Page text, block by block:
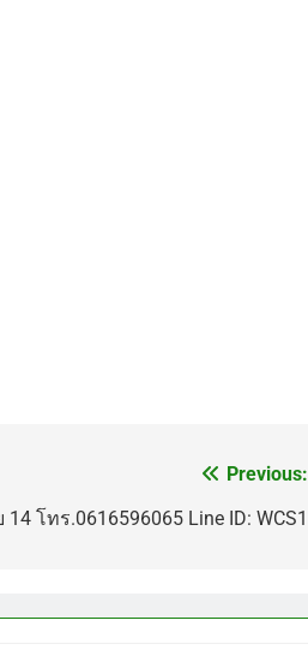
Previous:
โทร.0616596065 Line ID: WCS1